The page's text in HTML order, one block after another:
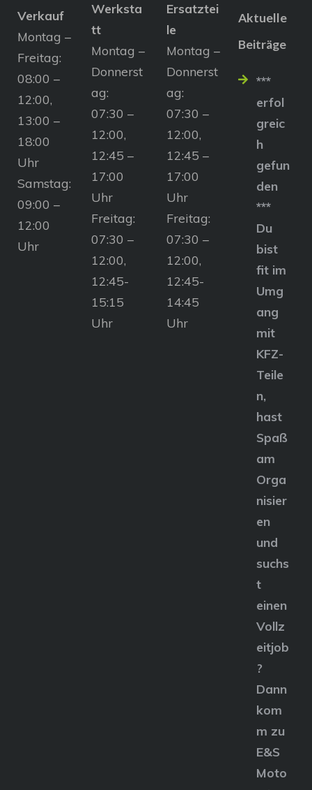
Verkauf
Montag –
Freitag:
08:00 –
12:00,
13:00 –
18:00
Uhr
Samstag:
09:00 –
12:00
Uhr
Werksta
tt
Montag –
Donnerst
ag:
07:30 –
12:00,
12:45 –
17:00
Uhr
Freitag:
07:30 –
12:00,
12:45-
15:15
Uhr
Ersatztei
le
Montag –
Donnerst
ag:
07:30 –
12:00,
12:45 –
17:00
Uhr
Freitag:
07:30 –
12:00,
12:45-
14:45
Uhr
Aktuelle
Beiträge
***
erfol
greic
h
gefun
den
***
Du
bist
fit im
Umg
ang
mit
KFZ-
Teile
n,
hast
Spaß
am
Orga
nisier
en
und
suchs
t
einen
Vollz
eitjob
?
Dann
kom
m zu
E&S
Moto